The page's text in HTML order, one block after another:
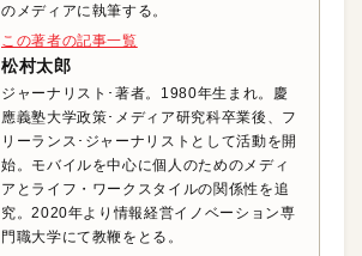
のメディアに執筆する。
この著者の記事一覧
松村太郎
ジャーナリスト･著者。1980年生まれ。慶
應義塾大学政策･メディア研究科卒業後、フ
リーランス･ジャーナリストとして活動を開
始。モバイルを中心に個人のためのメディ
アとライフ・ワークスタイルの関係性を追
究。2020年より情報経営イノベーション専
門職大学にて教鞭をとる。